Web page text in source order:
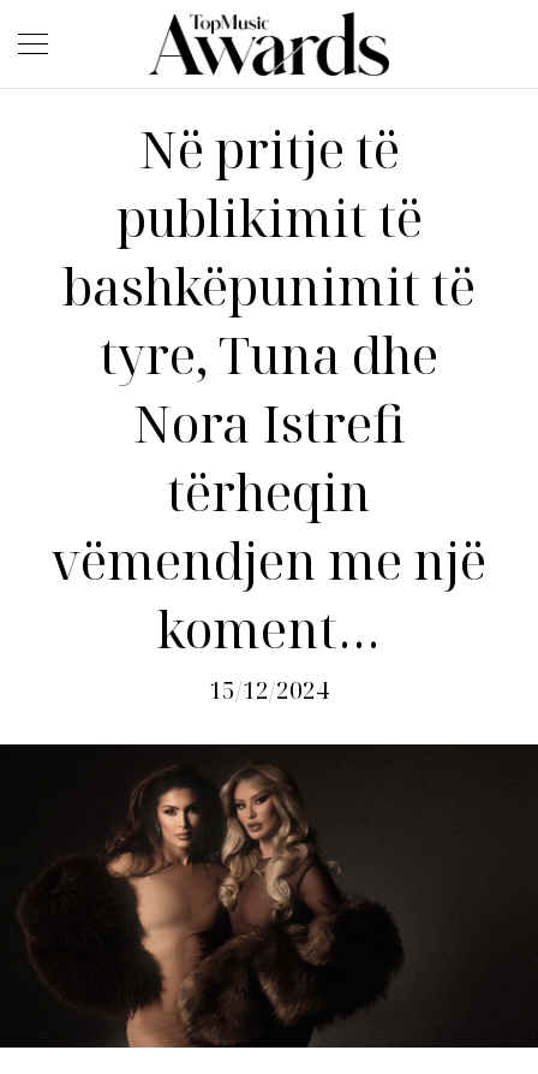
Në pritje të
publikimit të
bashkëpunimit të
tyre, Tuna dhe
Nora Istrefi
tërheqin
vëmendjen me një
koment…
15/12/2024